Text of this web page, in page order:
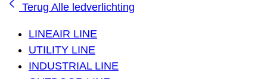
Terug Alle ledverlichting
LINEAIR LINE
UTILITY LINE
INDUSTRIAL LINE